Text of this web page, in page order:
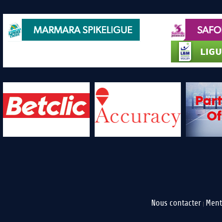
Nous contacter |